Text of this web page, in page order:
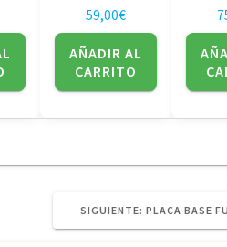
59,00€
AÑADIR AL
CARRITO
SIGUIENTE: SIGUIENTE
PLACA BASE